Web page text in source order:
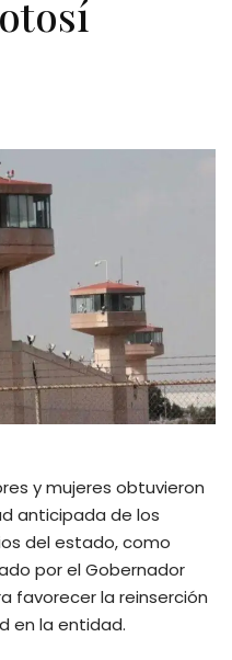
y mujeres obtuvieron
anticipada de los
del estado, como
por el Gobernador
favorecer la reinserción
en la entidad.